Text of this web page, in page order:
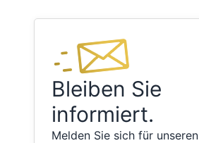
Bleiben Sie
informiert.
Melden Sie sich für unseren